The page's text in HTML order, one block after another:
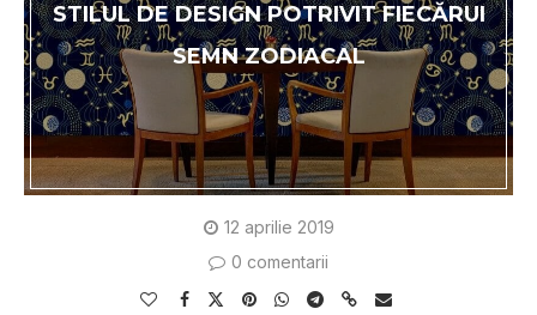
STILUL DE DESIGN POTRIVIT FIECĂRUI
SEMN ZODIACAL
12 aprilie 2019
0 comentarii